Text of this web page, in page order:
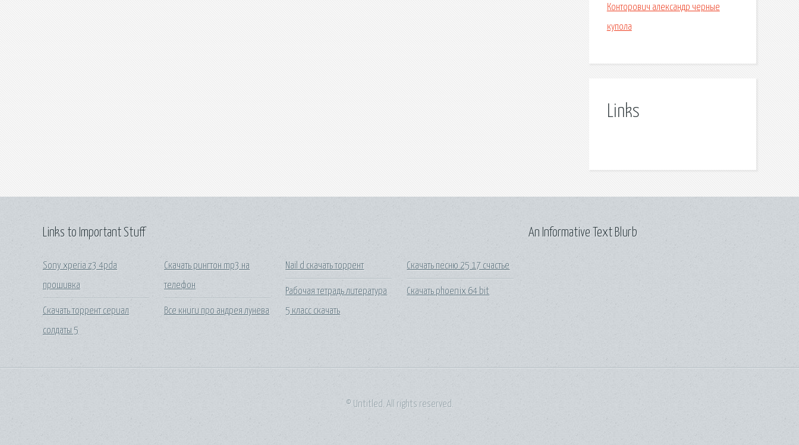
Конторович александр черные
купола
Links
Links to Important Stuff
Sony xperia z3 4pda
прошивка
Скачать торрент сериал
солдаты 5
Скачать рингтон mp3 на
телефон
Все книги про андрея лунева
Nail d скачать торрент
Рабочая тетрадь литература
5 класс скачать
Скачать песню 25 17 счастье
Скачать phoenix 64 bit
An Informative Text Blurb
© Untitled. All rights reserved.